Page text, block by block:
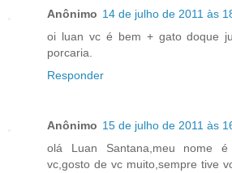
Anônimo 14 de julho de 2011 às
oi luan vc é bem + gato doque
porcaria.
Responder
Anônimo 15 de julho de 2011 às
olá Luan Santana,meu nome
vc,gosto de vc muito,sempre tive